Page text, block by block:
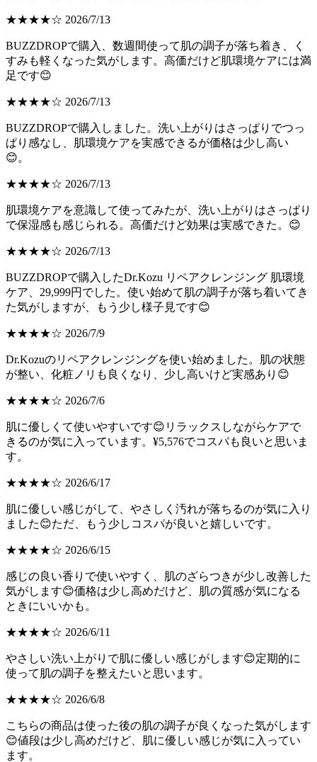
★★★★☆ 2026/7/13
BUZZDROPで購入、数週間使って肌の調子が落ち着き、く
すみも軽くなった気がします。高価だけど肌環境ケアには満
足です😊
★★★★☆ 2026/7/13
BUZZDROPで購入しました。洗い上がりはさっぱりでつっ
ぱり感なし、肌環境ケアを実感できるが価格は少し高い
😊。
★★★★☆ 2026/7/13
肌環境ケアを意識して使ってみたが、洗い上がりはさっぱり
で保湿感も感じられる。高価だけど効果は実感できた。😊
★★★★☆ 2026/7/13
BUZZDROPで購入したDr.Kozu リペアクレンジング 肌環境
ケア、29,999円でした。使い始めて肌の調子が落ち着いてき
た気がしますが、もう少し様子見です😊
★★★★☆ 2026/7/9
Dr.Kozuのリペアクレンジングを使い始めました。肌の状態
が整い、化粧ノリも良くなり、少し高いけど実感あり😊
★★★★☆ 2026/7/6
肌に優しくて使いやすいです😊リラックスしながらケアで
きるのが気に入っています。¥5,576でコスパも良いと思いま
す。
★★★★☆ 2026/6/17
肌に優しい感じがして、やさしく汚れが落ちるのが気に入り
ました😊ただ、もう少しコスパが良いと嬉しいです。
★★★★☆ 2026/6/15
感じの良い香りで使いやすく、肌のざらつきが少し改善した
気がします😊価格は少し高めだけど、肌の質感が気になる
ときにいいかも。
★★★★☆ 2026/6/11
やさしい洗い上がりで肌に優しい感じがします😊定期的に
使って肌の調子を整えたいと思います。
★★★★☆ 2026/6/8
こちらの商品は使った後の肌の調子が良くなった気がします
😊値段は少し高めだけど、肌に優しい感じが気に入ってい
ます。